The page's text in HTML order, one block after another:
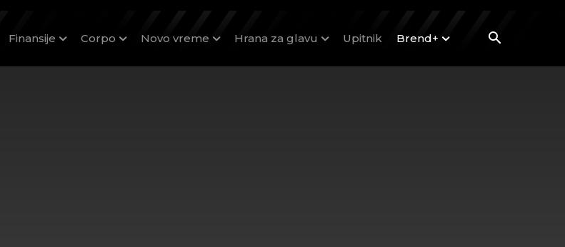
Finansije Corpo Novo vreme Hrana za glavu Upitnik Brend+